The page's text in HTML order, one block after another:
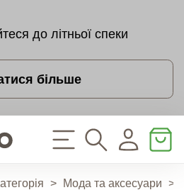
до літньої спеки
більше
> Мода та аксесуари >